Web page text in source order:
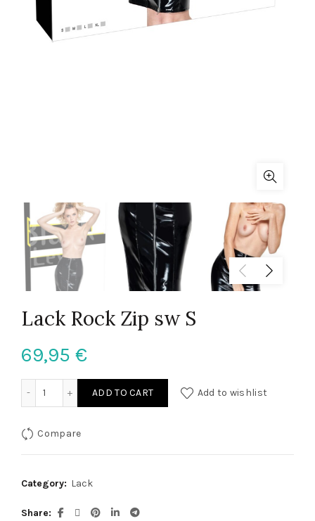
Lack Rock Zip sw S
69,95 €
ADD TO CART Add to wishlist
Compare
Category: Lack
Share